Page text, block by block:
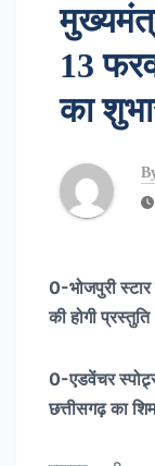
13
का
0-भोजपुरी
की होगी प्रस्तुति
0-एडवेंचर
छत्तीसगढ़ का